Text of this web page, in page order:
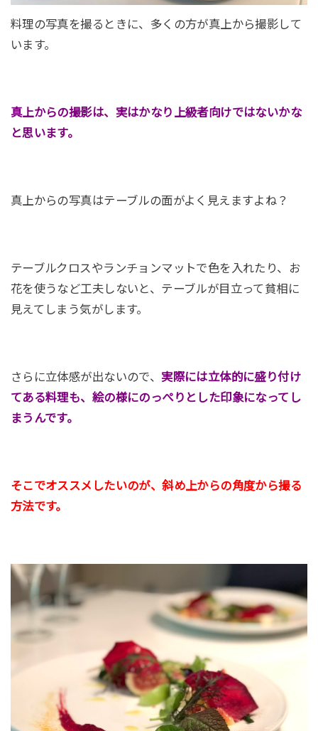
料理の写真を撮るときに、多くの方が真上から撮影して
います。
真上からの撮影は、実はかなり上級者向けではないかな
と思います。
真上からの写真はテーブルの面がよく見えますよね？
テーブルクロスやランチョンマットで色を入れたり、お
花を使うなど工夫しないと、テーブルが目立って貧相に
見えてしまう気がします。
さらに立体感が出ないので、 実際には立体的に盛り付け
てある料理も、絵の様にのっぺりとした印象になってし
まうんです。
そこでオススメしたいのが、斜め上からの角度から撮る
方法です。